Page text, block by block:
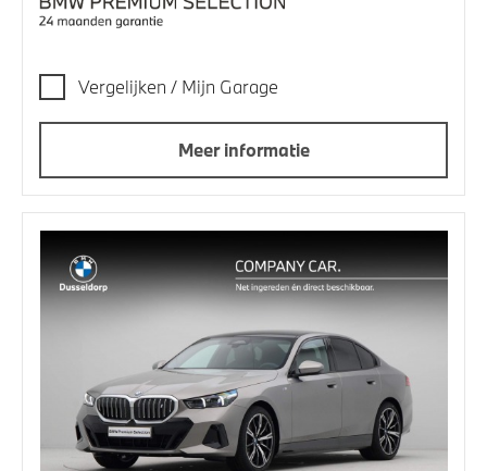
Vergelijken / Mijn Garage
Meer informatie